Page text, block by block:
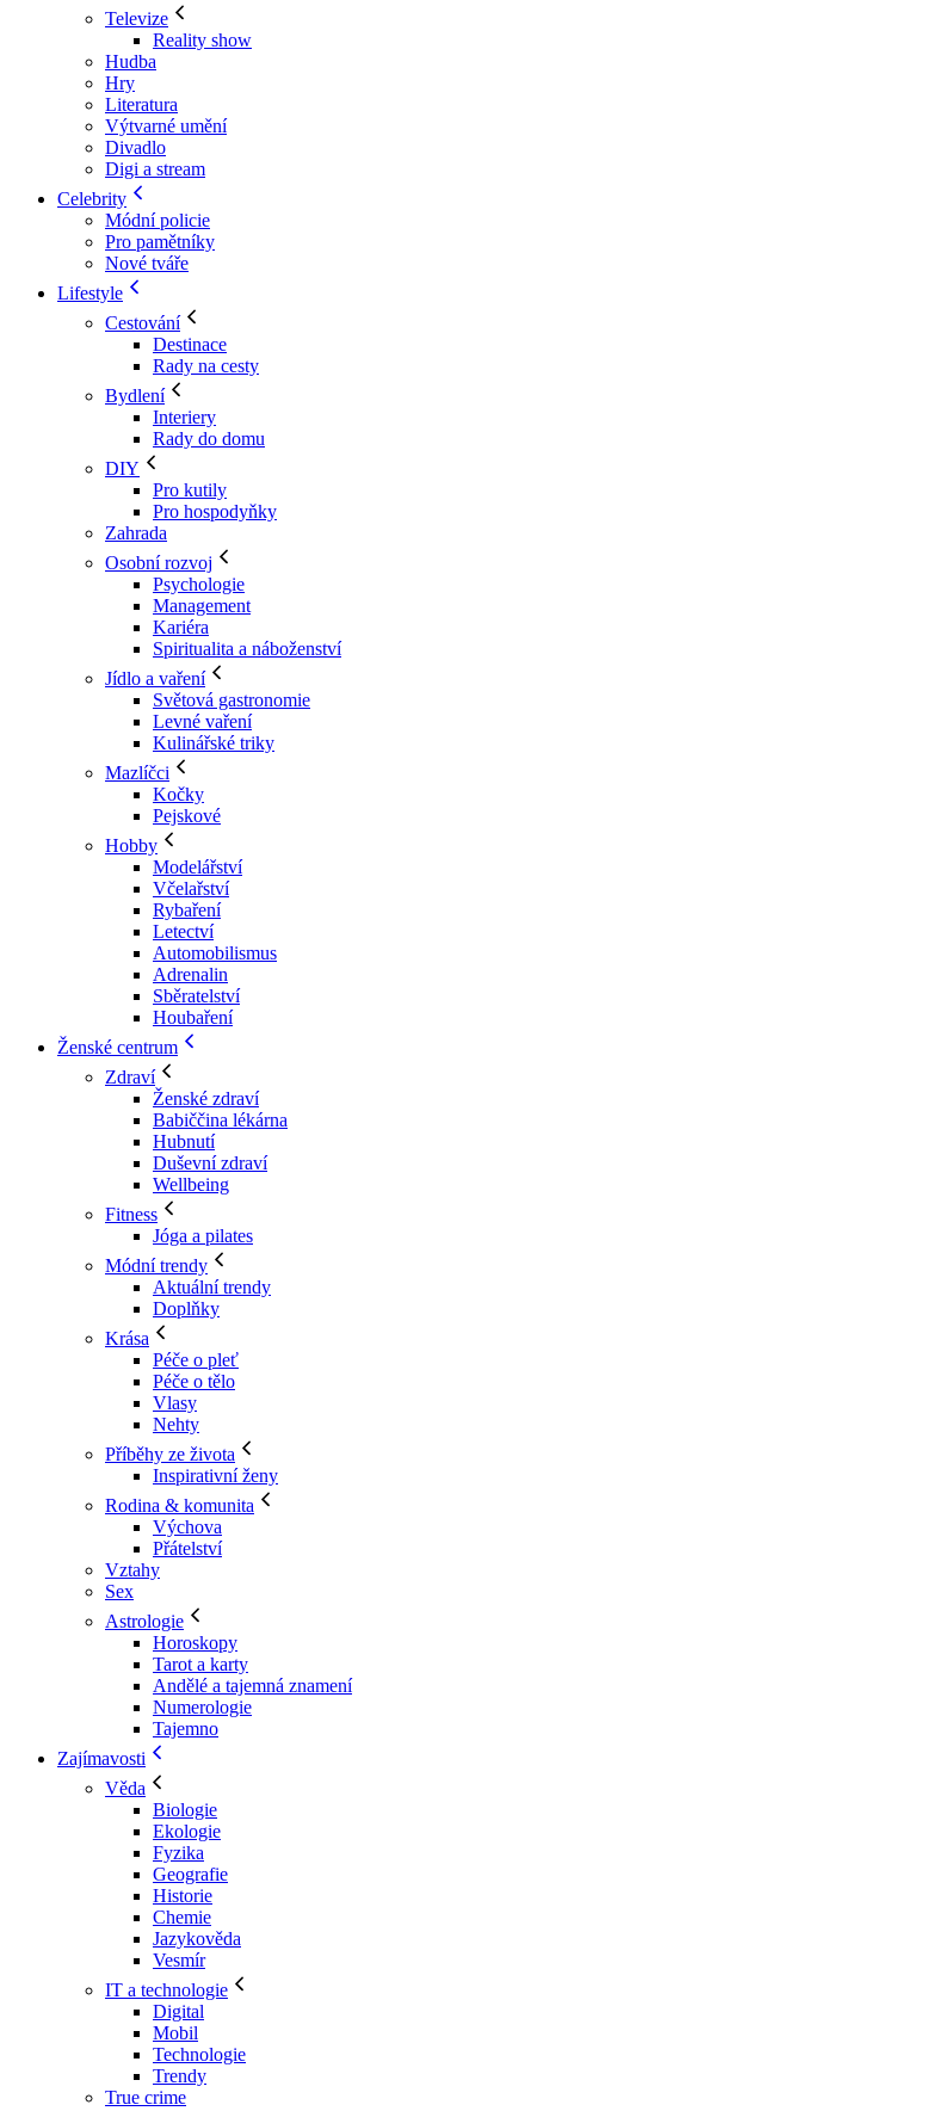
Televize
Reality show
Hudba
Hry
Literatura
Výtvarné umění
Divadlo
Digi a stream
Celebrity
Módní policie
Pro pamětníky
Nové tváře
Lifestyle
Cestování
Destinace
Rady na cesty
Bydlení
Interiery
Rady do domu
DIY
Pro kutily
Pro hospodyňky
Zahrada
Osobní rozvoj
Psychologie
Management
Kariéra
Spiritualita a náboženství
Jídlo a vaření
Světová gastronomie
Levné vaření
Kulinářské triky
Mazlíčci
Kočky
Pejskové
Hobby
Modelářství
Včelařství
Rybaření
Letectví
Automobilismus
Adrenalin
Sběratelství
Houbaření
Ženské centrum
Zdraví
Ženské zdraví
Babiččina lékárna
Hubnutí
Duševní zdraví
Wellbeing
Fitness
Jóga a pilates
Módní trendy
Aktuální trendy
Doplňky
Krása
Péče o pleť
Péče o tělo
Vlasy
Nehty
Příběhy ze života
Inspirativní ženy
Rodina & komunita
Výchova
Přátelství
Vztahy
Sex
Astrologie
Horoskopy
Tarot a karty
Andělé a tajemná znamení
Numerologie
Tajemno
Zajímavosti
Věda
Biologie
Ekologie
Fyzika
Geografie
Historie
Chemie
Jazykověda
Vesmír
IT a technologie
Digital
Mobil
Technologie
Trendy
True crime